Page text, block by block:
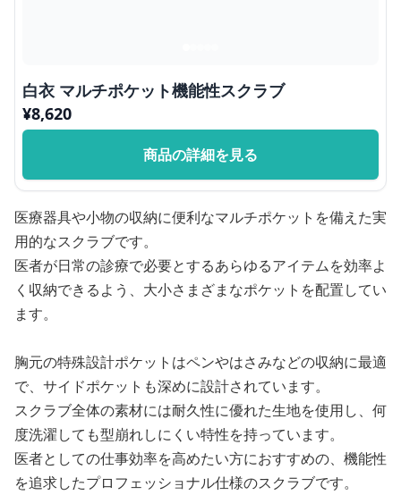
白衣 マルチポケット機能性スクラブ
¥8,620
商品の詳細を見る
医療器具や小物の収納に便利なマルチポケットを備えた実
用的なスクラブです。
医者が日常の診療で必要とするあらゆるアイテムを効率よ
く収納できるよう、大小さまざまなポケットを配置してい
ます。
胸元の特殊設計ポケットはペンやはさみなどの収納に最適
で、サイドポケットも深めに設計されています。
スクラブ全体の素材には耐久性に優れた生地を使用し、何
度洗濯しても型崩れしにくい特性を持っています。
医者としての仕事効率を高めたい方におすすめの、機能性
を追求したプロフェッショナル仕様のスクラブです。